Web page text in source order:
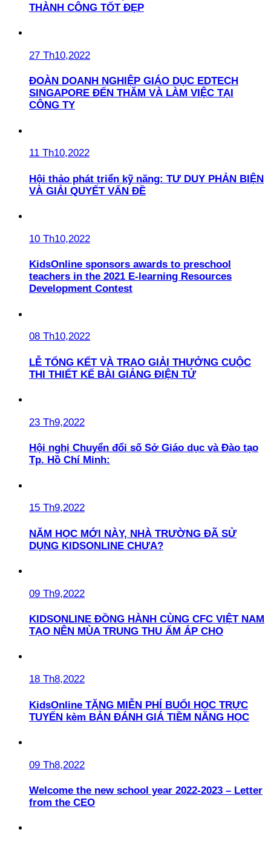
THÀNH CÔNG TỐT ĐẸP
27 Th10,2022
ĐOÀN DOANH NGHIỆP GIÁO DỤC EDTECH
SINGAPORE ĐẾN THĂM VÀ LÀM VIỆC TẠI
CÔNG TY
11 Th10,2022
Hội thảo phát triển kỹ năng: TƯ DUY PHẢN BIỆN
VÀ GIẢI QUYẾT VẤN ĐỀ
10 Th10,2022
KidsOnline sponsors awards to preschool
teachers in the 2021 E-learning Resources
Development Contest
08 Th10,2022
LỄ TỔNG KẾT VÀ TRAO GIẢI THƯỞNG CUỘC
THI THIẾT KẾ BÀI GIẢNG ĐIỆN TỬ
23 Th9,2022
Hội nghị Chuyển đổi số Sở Giáo dục và Đào tạo
Tp. Hồ Chí Minh:
15 Th9,2022
NĂM HỌC MỚI NÀY, NHÀ TRƯỜNG ĐÃ SỬ
DỤNG KIDSONLINE CHƯA?
09 Th9,2022
KIDSONLINE ĐỒNG HÀNH CÙNG CFC VIỆT NAM
TẠO NÊN MÙA TRUNG THU ẤM ÁP CHO
18 Th8,2022
KidsOnline TẶNG MIỄN PHÍ BUỔI HỌC TRỰC
TUYẾN kèm BẢN ĐÁNH GIÁ TIỀM NĂNG HỌC
09 Th8,2022
Welcome the new school year 2022-2023 – Letter
from the CEO